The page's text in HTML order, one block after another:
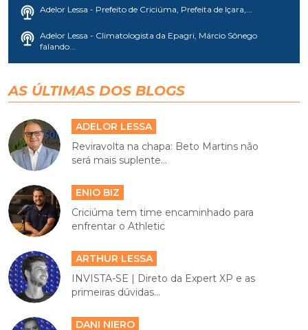
Adelor Lessa - Prefeito de Criciúma, Prefeita de Içara,...
Adelor Lessa - Climatologista da Epagri, Márcio Sônego
falando...
AS ÚLTIMAS DOS BLOGS
ADELOR LESSA
Reviravolta na chapa: Beto Martins não
será mais suplente...
ENIO BIZ
Criciúma tem time encaminhado para
enfrentar o Athletic
ARTHUR LESSA
INVISTA-SE | Direto da Expert XP e as
primeiras dúvidas...
DANI NIERO